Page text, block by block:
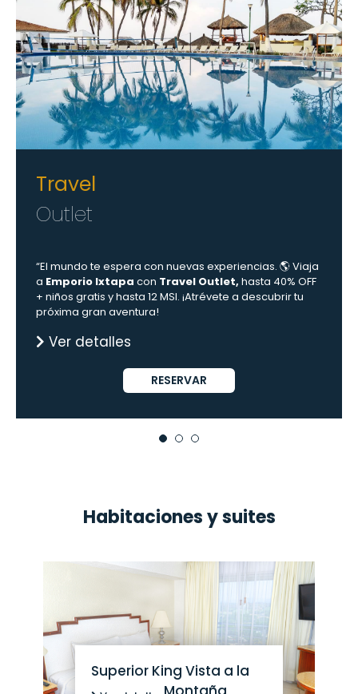
Travel
Outlet
“El mundo te espera con nuevas experiencias. 🌎 Viaja
a Emporio Ixtapa con Travel Outlet, hasta 40% OFF
+ niños gratis y hasta 12 MSI. ¡Atrévete a descubrir tu
próxima gran aventura!
Ver detalles
RESERVAR
Habitaciones y suites
Superior King Vista a la